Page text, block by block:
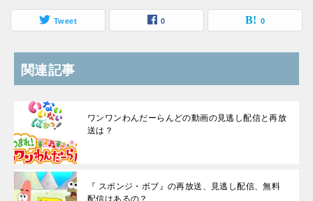
Tweet 0 0
関連記事
ワンワンわんだーらんどの動画の見逃し配信と再放
送は？
『 スポンジ・ボブ』の再放送、見逃し配信、無料
配信はあるの？